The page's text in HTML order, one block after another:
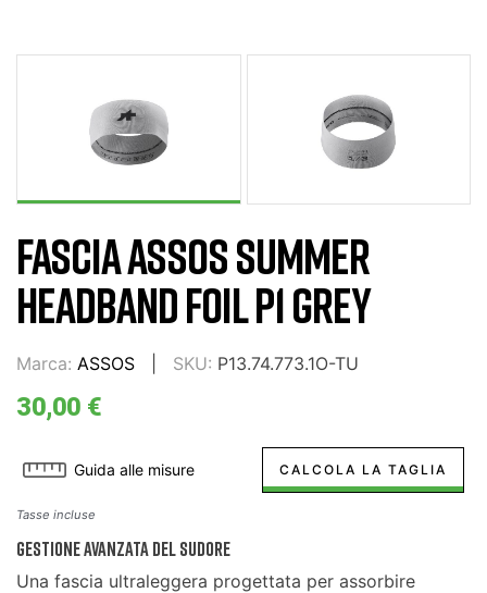
FASCIA ASSOS SUMMER
HEADBAND FOIL P1 GREY
Marca: ASSOS SKU: P13.74.773.1O-TU
30,00 €
Guida alle misure CALCOLA LA TAGLIA
Tasse incluse
Gestione Avanzata del Sudore
Una fascia ultraleggera progettata per assorbire